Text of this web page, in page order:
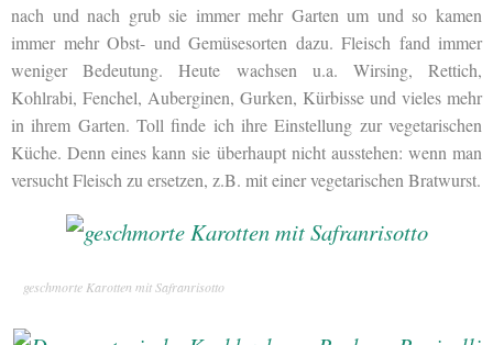
nach und nach grub sie immer mehr Garten um und so kamen
immer mehr Obst- und Gemüsesorten dazu. Fleisch fand immer
weniger Bedeutung. Heute wachsen u.a. Wirsing, Rettich,
Kohlrabi, Fenchel, Auberginen, Gurken, Kürbisse und vieles mehr
in ihrem Garten. Toll finde ich ihre Einstellung zur vegetarischen
Küche. Denn eines kann sie überhaupt nicht ausstehen: wenn man
versucht Fleisch zu ersetzen, z.B. mit einer vegetarischen Bratwurst.
geschmorte Karotten mit Safranrisotto